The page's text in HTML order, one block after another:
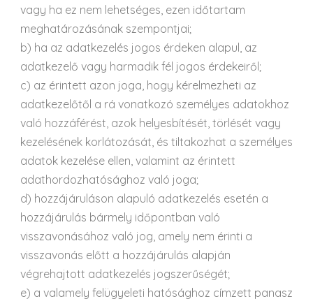
vagy ha ez nem lehetséges, ezen időtartam
meghatározásának szempontjai;
b) ha az adatkezelés jogos érdeken alapul, az
adatkezelő vagy harmadik fél jogos érdekeiről;
c) az érintett azon joga, hogy kérelmezheti az
adatkezelőtől a rá vonatkozó személyes adatokhoz
való hozzáférést, azok helyesbítését, törlését vagy
kezelésének korlátozását, és tiltakozhat a személyes
adatok kezelése ellen, valamint az érintett
adathordozhatósághoz való joga;
d) hozzájáruláson alapuló adatkezelés esetén a
hozzájárulás bármely időpontban való
visszavonásához való jog, amely nem érinti a
visszavonás előtt a hozzájárulás alapján
végrehajtott adatkezelés jogszerűségét;
e) a valamely felügyeleti hatósághoz címzett panasz